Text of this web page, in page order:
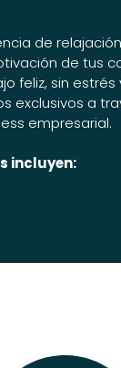
de
de tus
feliz, sin
exclusivos a
empresarial.
incluyen: